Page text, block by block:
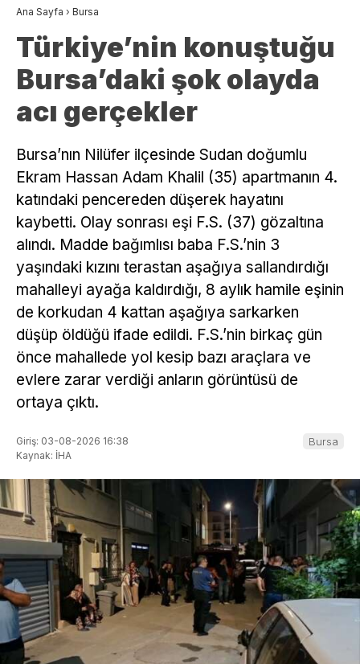
Ana Sayfa › Bursa
Türkiye’nin konuştuğu
Bursa’daki şok olayda
acı gerçekler
Bursa’nın Nilüfer ilçesinde Sudan doğumlu
Ekram Hassan Adam Khalil (35) apartmanın 4.
katındaki pencereden düşerek hayatını
kaybetti. Olay sonrası eşi F.S. (37) gözaltına
alındı. Madde bağımlısı baba F.S.’nin 3
yaşındaki kızını terastan aşağıya sallandırdığı
mahalleyi ayağa kaldırdığı, 8 aylık hamile eşinin
de korkudan 4 kattan aşağıya sarkarken
düşüp öldüğü ifade edildi. F.S.’nin birkaç gün
önce mahallede yol kesip bazı araçlara ve
evlere zarar verdiği anların görüntüsü de
ortaya çıktı.
Giriş: 03-08-2026 16:38
Kaynak: İHA
Bursa